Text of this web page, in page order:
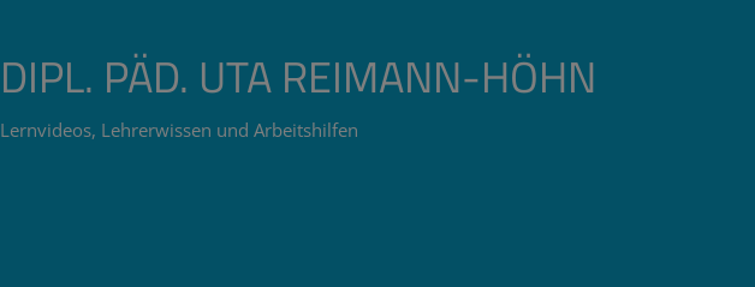
DIPL. PÄD. UTA REIMANN-HÖHN
Lernvideos, Lehrerwissen und Arbeitshilfen